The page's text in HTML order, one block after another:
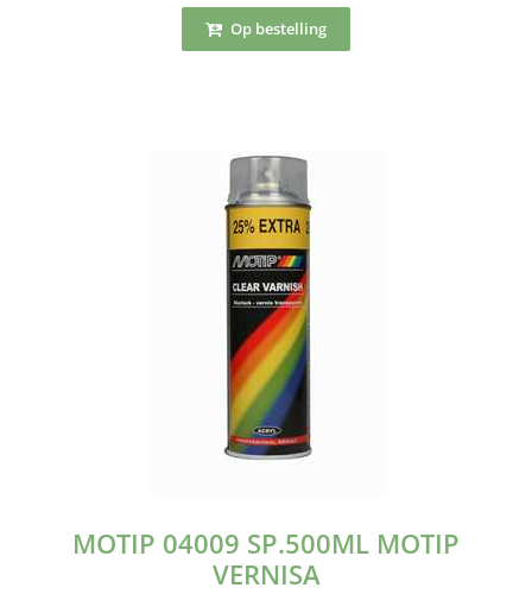
Op bestelling
MOTIP 04009 SP.500ML MOTIP
VERNISA